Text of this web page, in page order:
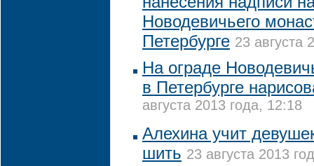
Новодевичьего
Петербурге 23 августа
На ограде
в Петербурге
августа 2013 года, 12:18
Алехина учит
шить 23 августа 2013